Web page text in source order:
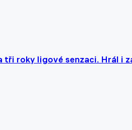
roky ligové senzaci. Hrál i